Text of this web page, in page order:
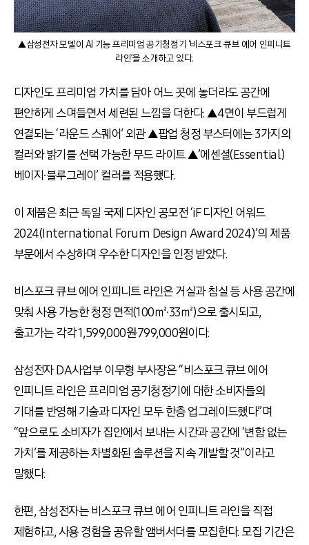
▲삼성전자 모델이 AI 기능 프리미엄 공기청정기 ‘비스포크 큐브 에어 인피니트
라인’을 소개하고 있다.
디자인도 프리미엄 가치를 담아 어느 곳에 놓더라도 공간에
편안하게 스며들면서 세련된 느낌을 더한다. ▲4면이 부드럽게
연결되는 ‘라운드 스퀘어’ 외관 ▲팝업 청정 부스터에는 3가지의
컬러와 밝기를 선택 가능한 무드 라이트 ▲’에센셜(Essential)
베이지∙블루그레이’ 컬러를 적용했다.
이 제품은 최근 독일 국제 디자인 공모전 ‘iF 디자인 어워드
2024(International Forum Design Award 2024)’의 제품
부문에서 수상하며 우수한 디자인을 인정 받았다.
비스포크 큐브 에어 인피니트 라인은 거실과 침실 등 사용 공간에
맞춰 사용 가능한 청정 면적(100㎡∙33㎡)으로 출시되고,
출고가는 각각 1,599,000원·799,000원이다.
삼성전자 DA사업부 이무형 부사장은 “비스포크 큐브 에어
인피니트 라인은 프리미엄 공기청정기에 대한 소비자들의
기대를 반영해 기술과 디자인 모두 한층 업그레이드했다”며
“앞으로도 소비자가 집안에서 보내는 시간과 공간에 ‘변함 없는
가치’를 제공하는 차별화된 솔루션을 지속 개발할 것”이라고
말했다.
한편, 삼성전자는 비스포크 큐브 에어 인피니트 라인을 직접
제험하고, 사용 경험을 공유할 앰버서더를 모집한다. 모집 기간은